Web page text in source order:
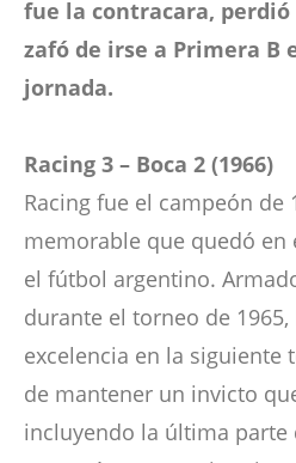
fue la contracara, perdió
zafó de irse a Primera B
jornada.
Racing 3 – Boca 2 (1966)
Racing fue el campeón de
memorable que quedó en
el fútbol argentino.
durante el torneo de 1965,
excelencia en la siguiente
de mantener un invicto
incluyendo la última parte